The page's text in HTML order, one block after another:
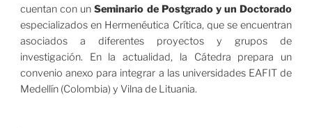
cuentan con unSeminario de Postgrado y un Doctorado
especializados en Hermenéutica Crítica, que se encuentran
asociados a diferentes proyectos y grupos de
investigación. En la actualidad, la Cátedra prepara un
convenio anexo para integrar a las universidades EAFIT de
Medellín (Colombia) y Vilna de Lituania.